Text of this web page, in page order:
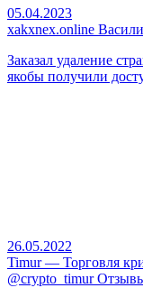
05.04.2023
xakxnex.online
Заказал удаление
якобы получили
26.05.2022
Timur — Торговля
@crypto_timur